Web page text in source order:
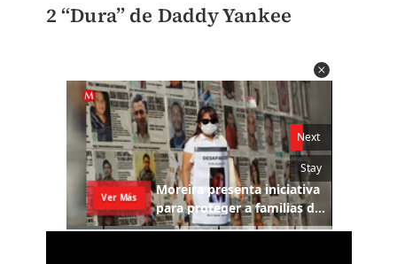
2 “Dura” de Daddy Yankee